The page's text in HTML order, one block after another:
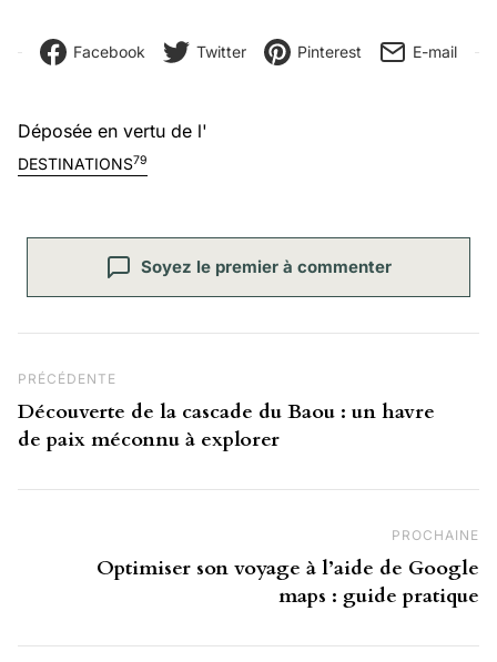
Facebook Twitter Pinterest E-mail
Déposée en vertu de l'
DESTINATIONS79
Soyez le premier à commenter
Post Précédent
PRÉCÉDENTE
Découverte de la cascade du Baou : un havre
de paix méconnu à explorer
PROCHAINE
Optimiser son voyage à l’aide de Google
maps : guide pratique